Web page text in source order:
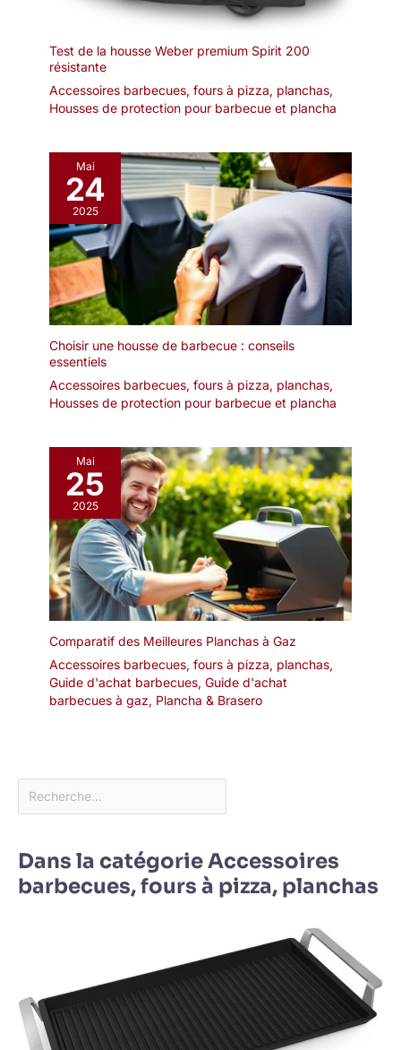
Test de la housse Weber premium Spirit 200
résistante
Accessoires barbecues, fours à pizza, planchas,
Housses de protection pour barbecue et plancha
Mai
24
2025
Choisir une housse de barbecue : conseils
essentiels
Accessoires barbecues, fours à pizza, planchas,
Housses de protection pour barbecue et plancha
Mai
25
2025
Comparatif des Meilleures Planchas à Gaz
Accessoires barbecues, fours à pizza, planchas,
Guide d'achat barbecues, Guide d'achat
barbecues à gaz, Plancha & Brasero
Dans la catégorie Accessoires
barbecues, fours à pizza, planchas